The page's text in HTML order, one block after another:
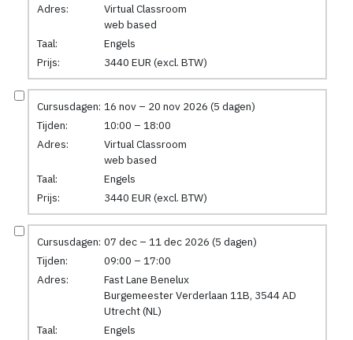
Adres:
Virtual Classroom
web based
Taal:
Engels
Prijs:
3440 EUR (excl. BTW)
Cursusdagen: 16 nov – 20 nov 2026 (5 dagen)
Tijden:
10:00 – 18:00
Adres:
Virtual Classroom
web based
Taal:
Engels
Prijs:
3440 EUR (excl. BTW)
Cursusdagen: 07 dec – 11 dec 2026 (5 dagen)
Tijden:
09:00 – 17:00
Adres:
Fast Lane Benelux
Burgemeester Verderlaan 11B, 3544 AD
Utrecht (NL)
Taal:
Engels